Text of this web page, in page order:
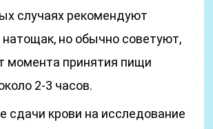
случаях рекомендуют
натощак, но обычно советуют,
момента принятия пищи
2-3 часов.
сдачи крови на исследование